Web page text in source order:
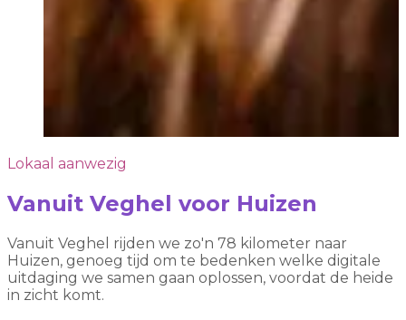
Lokaal aanwezig
Vanuit Veghel voor Huizen
Vanuit Veghel rijden we zo'n 78 kilometer naar
Huizen, genoeg tijd om te bedenken welke digitale
uitdaging we samen gaan oplossen, voordat de heide
in zicht komt.